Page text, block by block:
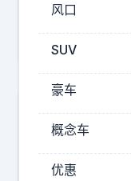
其
是
很
养
人
风口
SUV
豪车
概念车
优惠